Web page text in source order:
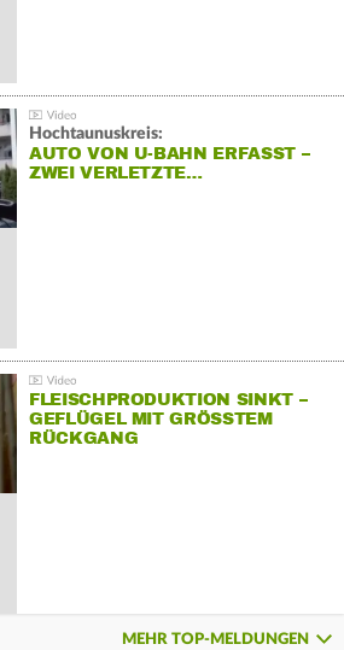
Hochtaunuskreis:
AUTO VON U-BAHN ERFASST –
ZWEI VERLETZTE…
FLEISCHPRODUKTION SINKT –
GEFLÜGEL MIT GRÖSSTEM R
ÜCKGANG
MEHR TOP-MELDUNGEN